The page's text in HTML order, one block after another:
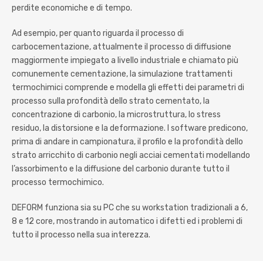
perdite economiche e di tempo.
Ad esempio, per quanto riguarda il processo di
carbocementazione, attualmente il processo di diffusione
maggiormente impiegato a livello industriale e chiamato più
comunemente cementazione, la simulazione trattamenti
termochimici comprende e modella gli effetti dei parametri di
processo sulla profondità dello strato cementato, la
concentrazione di carbonio, la microstruttura, lo stress
residuo, la distorsione e la deformazione. I software predicono,
prima di andare in campionatura, il profilo e la profondità dello
strato arricchito di carbonio negli acciai cementati modellando
l’assorbimento e la diffusione del carbonio durante tutto il
processo termochimico.
DEFORM funziona sia su PC che su workstation tradizionali a 6,
8 e 12 core, mostrando in automatico i difetti ed i problemi di
tutto il processo nella sua interezza.